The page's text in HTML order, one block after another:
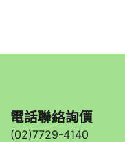
電話聯絡詢價
(02)7729-4140